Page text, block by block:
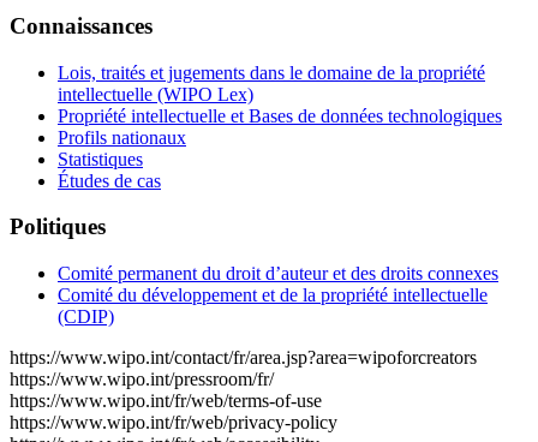
Connaissances
Lois, traités et jugements dans le domaine de la propriété
intellectuelle (WIPO Lex)
Propriété intellectuelle et Bases de données technologiques
Profils nationaux
Statistiques
Études de cas
Politiques
Comité permanent du droit d’auteur et des droits connexes
Comité du développement et de la propriété intellectuelle
(CDIP)
https://www.wipo.int/contact/fr/area.jsp?area=wipoforcreators
https://www.wipo.int/pressroom/fr/
https://www.wipo.int/fr/web/terms-of-use
https://www.wipo.int/fr/web/privacy-policy